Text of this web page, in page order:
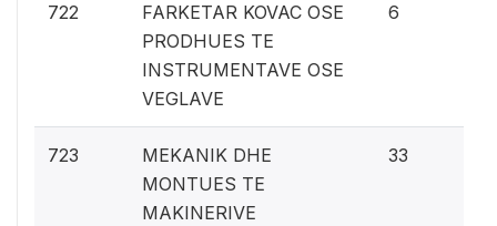
722
FARKETAR KOVAC OSE
PRODHUES TE
INSTRUMENTAVE OSE
VEGLAVE
6
723
MEKANIK DHE
MONTUES TE
MAKINERIVE
33